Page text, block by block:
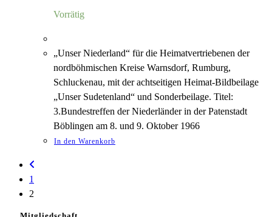
Vorrätig
„Unser Niederland“ für die Heimatvertriebenen der
nordböhmischen Kreise Warnsdorf, Rumburg,
Schluckenau, mit der achtseitigen Heimat-Bildbeilage
„Unser Sudetenland“ und Sonderbeilage. Titel:
3.Bundestreffen der Niederländer in der Patenstadt
Böblingen am 8. und 9. Oktober 1966
In den Warenkorb
1
2